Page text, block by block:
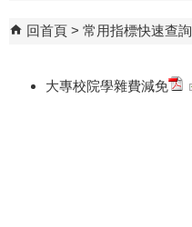
回首頁 常用指標快速查詢
大專校院學雜費減免